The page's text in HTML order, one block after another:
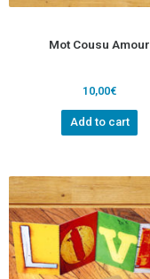
Mot Cousu Amour
10,00€
Add to cart